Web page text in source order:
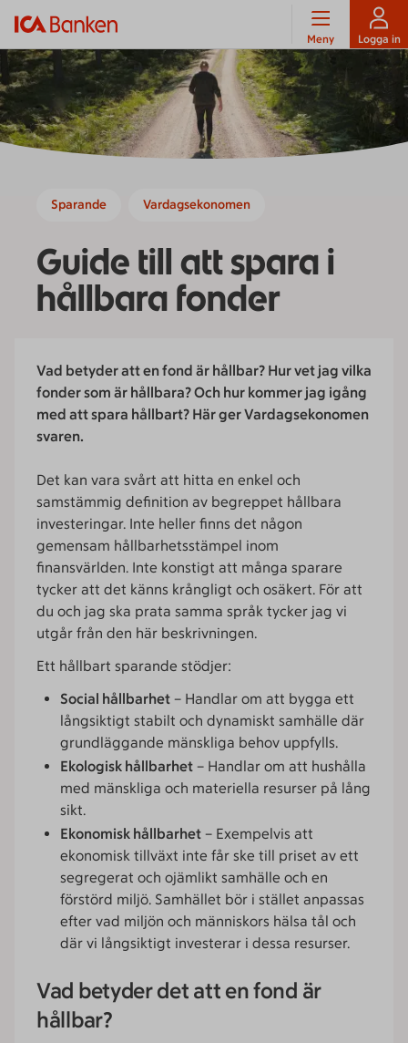
Meny Logga in
Sparande Vardagsekonomen
Guide till att spara i
hållbara fonder
Vad betyder att en fond är hållbar? Hur vet jag vilka
fonder som är hållbara? Och hur kommer jag igång
med att spara hållbart? Här ger Vardagsekonomen
svaren.
Det kan vara svårt att hitta en enkel och
samstämmig definition av begreppet hållbara
investeringar. Inte heller finns det någon
gemensam hållbarhetsstämpel inom
finansvärlden. Inte konstigt att många sparare
tycker att det känns krångligt och osäkert. För att
du och jag ska prata samma språk tycker jag vi
utgår från den här beskrivningen.
Ett hållbart sparande stödjer:
Social hållbarhet – Handlar om att bygga ett
långsiktigt stabilt och dynamiskt samhälle där
grundläggande mänskliga behov uppfylls.
Ekologisk hållbarhet – Handlar om att hushålla
med mänskliga och materiella resurser på lång
sikt.
Ekonomisk hållbarhet – Exempelvis att
ekonomisk tillväxt inte får ske till priset av ett
segregerat och ojämlikt samhälle och en
förstörd miljö. Samhället bör i stället anpassas
efter vad miljön och människors hälsa tål och
där vi långsiktigt investerar i dessa resurser.
Vad betyder det att en fond är
hållbar?